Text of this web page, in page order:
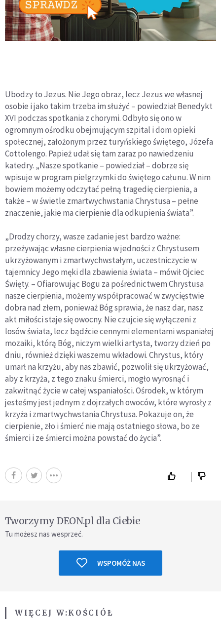
Ubodzy to Jezus. Nie Jego obraz, lecz Jezus we własnej
osobie i jako takim trzeba im służyć – powiedział Benedykt
XVI podczas spotkania z chorymi. Odbyło się ono w
ogromnym ośrodku obejmującym szpital i dom opieki
społecznej, założonym przez turyńskiego świętego, Józefa
Cottolengo. Papież udał się tam zaraz po nawiedzeniu
katedry. „Nasze spotkanie – powiedział – dobrze się
wpisuje w program pielgrzymki do świętego całunu. W nim
bowiem możemy odczytać pełną tragedię cierpienia, a
także – w świetle zmartwychwstania Chrystusa – pełne
znaczenie, jakie ma cierpienie dla odkupienia świata”.
„Drodzy chorzy, wasze zadanie jest bardzo ważne:
przeżywając własne cierpienia w jedności z Chrystusem
ukrzyżowanym i zmartwychwstałym, uczestniczycie w
tajemnicy Jego męki dla zbawienia świata – mówił Ojciec
Święty. – Ofiarowując Bogu za pośrednictwem Chrystusa
nasze cierpienia, możemy współpracować w zwycięstwie
dobra nad złem, ponieważ Bóg sprawia, że nasz dar, nasz
akt miłości staje się owocny. Nie czujcie się wyłączeni z
losów świata, lecz bądźcie cennymi elementami wspaniałej
mozaiki, którą Bóg, niczym wielki artysta, tworzy dzień po
dniu, również dzięki waszemu wkładowi. Chrystus, który
umarł na krzyżu, aby nas zbawić, pozwolił się ukrzyżować,
aby z krzyża, z tego znaku śmierci, mogło wyrosnąć i
zakwitnąć życie w całej wspaniałości. Ośrodek, w którym
jesteśmy jest jednym z dojrzałych owoców, które wyrosły z
krzyża i zmartwychwstania Chrystusa. Pokazuje on, że
cierpienie, zło i śmierć nie mają ostatniego słowa, bo ze
śmierci i ze śmierci można powstać do życia”.
Tworzymy DEON.pl dla Ciebie
Tu możesz nas wesprzeć.
WSPOMÓŻ NAS
WIĘCEJ W:KOŚCIÓŁ